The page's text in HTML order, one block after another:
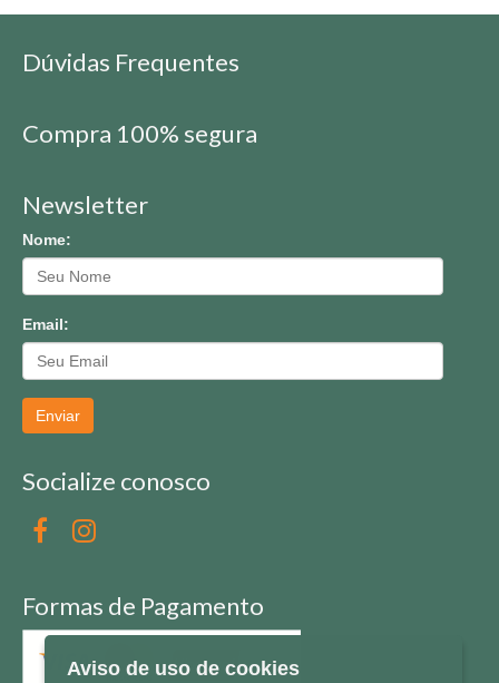
Dúvidas Frequentes
Compra 100% segura
Newsletter
Nome:
Email:
Enviar
Socialize conosco
Formas de Pagamento
Aviso de uso de cookies